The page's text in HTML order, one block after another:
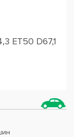
ET50 D67,1